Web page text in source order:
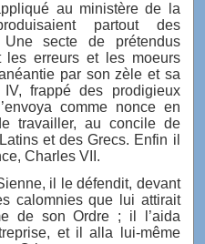
au ministère de la
partout des
Une secte de prétendus
les erreurs et les moeurs
par son zèle et sa
frappé des prodigieux
comme nonce en
travailler, au concile de
et des Grecs. Enfin il
Charles VII.
il le défendit, devant
calomnies que lui attirait
de son Ordre ; il l’aida
et il alla lui-même